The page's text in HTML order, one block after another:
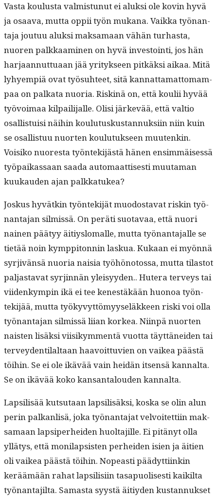
Vas­ta koulus­ta valmis­tunut ei aluk­si ole kovin hyvä
ja osaa­va, mut­ta oppii työn mukana. Vaik­ka työ­nan­
ta­ja joutuu aluk­si mak­samaan vähän turhas­ta,
nuoren palkkaami­nen on hyvä investoin­ti, jos hän
har­jaan­nut­tuaan jää yri­tyk­seen pitkäk­si aikaa. Mitä
lyhyem­piä ovat työ­suh­teet, sitä kan­nat­ta­mat­tomam­
paa on palkata nuo­ria. Riskinä on, että koulii hyvää
työvoimaa kil­pail­i­jalle. Olisi järkevää, että val­tio
osal­lis­tu­isi näi­hin koulu­tuskus­tan­nuk­si­in niin kuin
se osal­lis­tuu nuorten koulu­tuk­seen muutenkin.
Voisiko nuores­ta työn­tek­i­jästä hänen ensim­mäisessä
työ­paikas­saan saa­da automaat­tis­es­ti muu­ta­man
kuukau­den ajan palkkatukea?
Joskus hyvätkin työn­tek­i­jät muo­dosta­vat riskin työ­
nan­ta­jan silmis­sä. On peräti suo­tavaa, että nuori
nainen pää­tyy äitiys­lo­ma­lle, mut­ta työ­nan­ta­jalle se
tietää noin kymp­pi­ton­nin laskua. Kukaan ei myön­nä
syr­jivän­sä nuo­ria naisia työhöno­to­ssa, mut­ta tilas­tot
pal­jas­ta­vat syr­jin­nän yleisyy­den.. Hutera ter­veys tai
viidenkympin ikä ei tee ken­estäkään huonoa työn­
tek­i­jää, mut­ta työkyvyt­tömyy­seläk­keen ris­ki voi olla
työ­nan­ta­jan silmis­sä liian korkea. Niin­pä nuorten
nais­ten lisäk­si viisikym­men­tä vuot­ta täyt­tänei­den tai
ter­vey­den­ti­lal­taan haavoit­tuvien on vaikea päästä
töi­hin. Se ei ole ikävää vain hei­dän itsen­sä kannal­ta.
Se on ikävää koko kansan­talouden kannalta.
Lap­sil­isää kut­su­taan lap­sil­isäk­si, kos­ka se olin alun
perin palkan­lisä, joka työ­nan­ta­jat velvoitet­ti­in mak­
samaan lap­siper­hei­den huolta­jille. Ei pitänyt olla
yllä­tys, että moni­lap­sis­ten per­hei­den isien ja äitien
oli vaikea päästä töi­hin. Nopeasti päädyt­ti­inkin
keräämään rahat lap­sil­isi­in tas­a­puolis­es­ti kaik­il­ta
työ­nan­ta­jil­ta. Samas­ta syys­tä äitiy­den kus­tan­nuk­set